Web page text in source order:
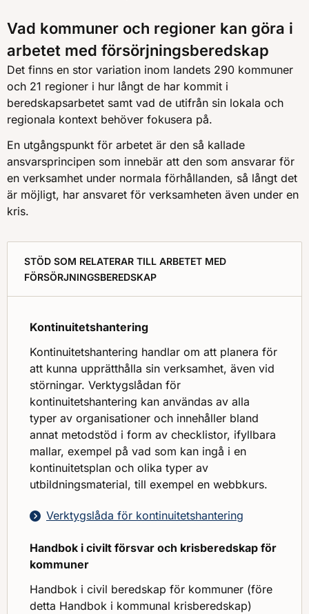
Vad kommuner och regioner kan göra i
arbetet med försörjningsberedskap
Det finns en stor variation inom landets 290 kommuner
och 21 regioner i hur långt de har kommit i
beredskapsarbetet samt vad de utifrån sin lokala och
regionala kontext behöver fokusera på.
En utgångspunkt för arbetet är den så kallade
ansvarsprincipen som innebär att den som ansvarar för
en verksamhet under normala förhållanden, så långt det
är möjligt, har ansvaret för verksamheten även under en
kris.
STÖD SOM RELATERAR TILL ARBETET MED
FÖRSÖRJNINGSBEREDSKAP
Kontinuitetshantering
Kontinuitetshantering handlar om att planera för
att kunna upprätthålla sin verksamhet, även vid
störningar. Verktygslådan för
kontinuitetshantering kan användas av alla
typer av organisationer och innehåller bland
annat metodstöd i form av checklistor, ifyllbara
mallar, exempel på vad som kan ingå i en
kontinuitetsplan och olika typer av
utbildningsmaterial, till exempel en webbkurs.
Verktygslåda för kontinuitetshantering
Handbok i civilt försvar och krisberedskap för
kommuner
Handbok i civil beredskap för kommuner (före
detta Handbok i kommunal krisberedskap)